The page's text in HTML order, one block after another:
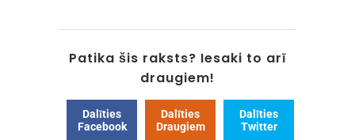
Patika šis raksts? Iesaki to arī
draugiem!
Dalīties
Facebook
Dalīties
Draugiem
Dalīties
Twitter